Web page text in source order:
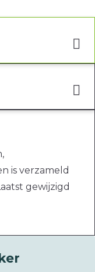
is verzameld
gewijzigd